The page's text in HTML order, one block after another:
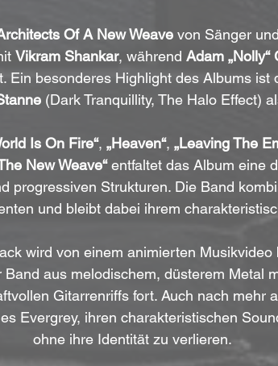
Of A New Weave von Sänger
Vikram Shankar, während Adam „Nolly“
Ein besonderes Highlight des Albums ist
(Dark Tranquillity, The Halo Effect)
Is On Fire“, „Heaven“, „Leaving The
New Weave“ entfaltet das Album eine
progressiven Strukturen. Die Band
und bleibt dabei ihrem
wird von einem animierten
aus melodischem, düsterem Metal
Gitarrenriffs fort. Auch nach mehr
Evergrey, ihren charakteristischen
ohne ihre Identität zu verlieren.